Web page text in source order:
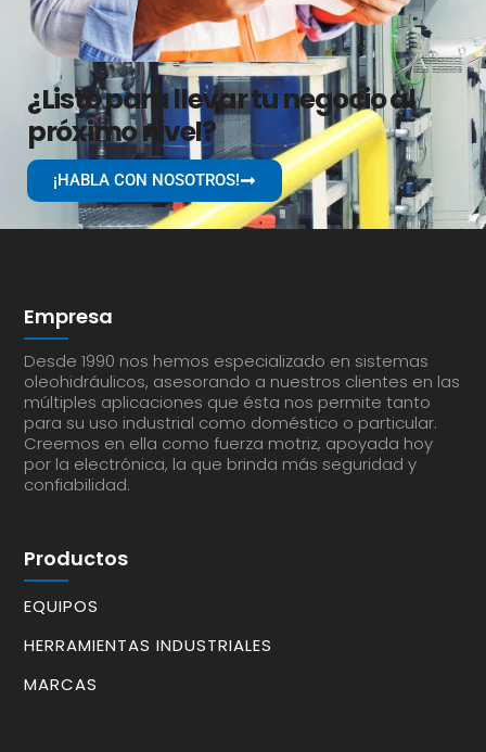
¿Listo para llevar tu negocio al
próximo nivel?
¡HABLA CON NOSOTROS!
Empresa
Desde 1990 nos hemos especializado en sistemas
oleohidráulicos, asesorando a nuestros clientes en las
múltiples aplicaciones que ésta nos permite tanto
para su uso industrial como doméstico o particular.
Creemos en ella como fuerza motriz, apoyada hoy
por la electrónica, la que brinda más seguridad y
confiabilidad.
Productos
EQUIPOS
HERRAMIENTAS INDUSTRIALES
MARCAS